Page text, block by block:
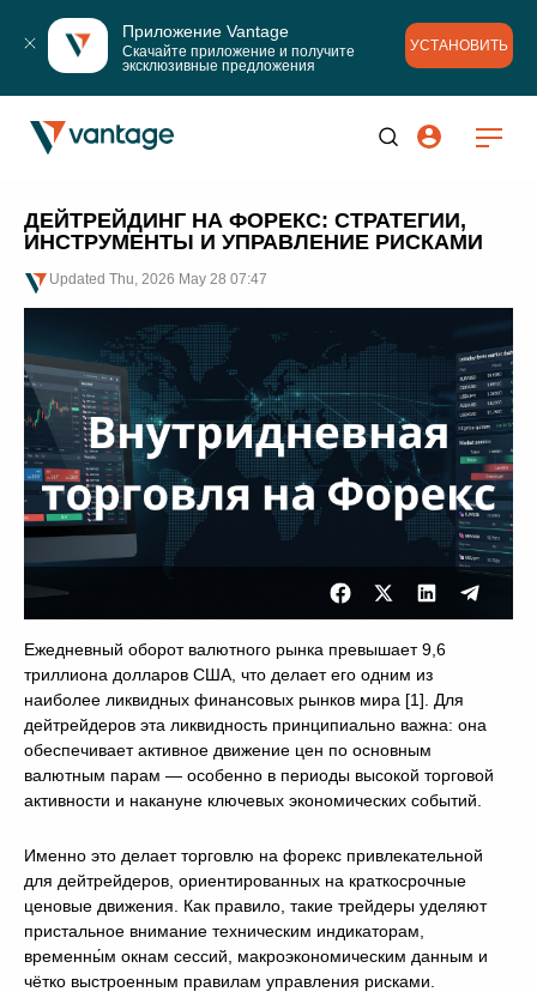
Приложение Vantage
Скачайте приложение и получите
эксклюзивные предложения
УСТАНОВИТЬ
ДЕЙТРЕЙДИНГ НА ФОРЕКС: СТРАТЕГИИ,
ИНСТРУМЕНТЫ И УПРАВЛЕНИЕ РИСКАМИ
Updated Thu, 2026 May 28 07:47
Ежедневный оборот валютного рынка превышает 9,6
триллиона долларов США, что делает его одним из
наиболее ликвидных финансовых рынков мира [1]. Для
дейтрейдеров эта ликвидность принципиально важна: она
обеспечивает активное движение цен по основным
валютным парам — особенно в периоды высокой торговой
активности и накануне ключевых экономических событий.
Именно это делает торговлю на форекс привлекательной
для дейтрейдеров, ориентированных на краткосрочные
ценовые движения. Как правило, такие трейдеры уделяют
пристальное внимание техническим индикаторам,
временны́м окнам сессий, макроэкономическим данным и
чётко выстроенным правилам управления рисками.